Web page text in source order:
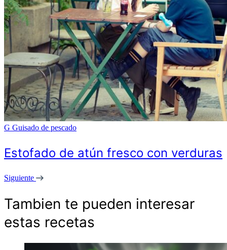
G Guisado de pescado
Estofado de atún fresco con verduras
Siguiente
Tambien te pueden interesar
estas recetas